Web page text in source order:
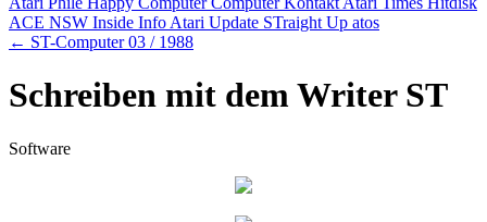
ACE NSW Inside Info Atari Update STraight Up atos
← ST-Computer 03 / 1988
Schreiben mit dem Writer ST
Software